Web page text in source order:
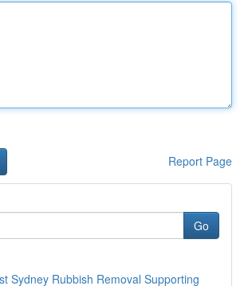
Report Page
Go
Sydney Rubbish Removal Supporting